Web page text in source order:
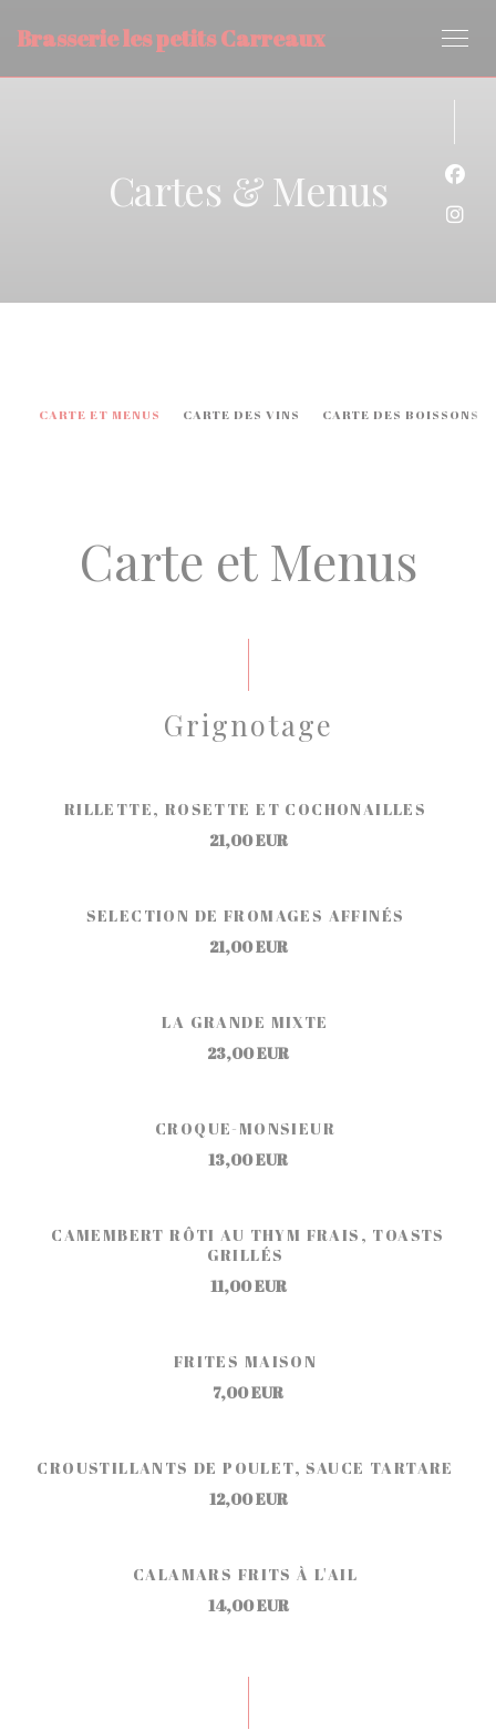
Brasserie les petits Carreaux
Cartes & Menus
CARTE ET MENUS CARTE DES VINS CARTE DES BOISSONS
Carte et Menus
Grignotage
RILLETTE, ROSETTE ET COCHONAILLES
21,00 EUR
SELECTION DE FROMAGES AFFINÉS
21,00 EUR
LA GRANDE MIXTE
23,00 EUR
CROQUE-MONSIEUR
13,00 EUR
CAMEMBERT RÔTI AU THYM FRAIS, TOASTS
GRILLÉS
11,00 EUR
FRITES MAISON
7,00 EUR
CROUSTILLANTS DE POULET, SAUCE TARTARE
12,00 EUR
CALAMARS FRITS À L'AIL
14,00 EUR